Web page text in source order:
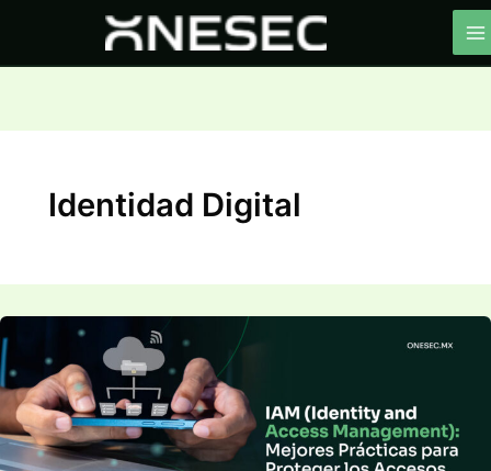
contenido
Identidad Digital